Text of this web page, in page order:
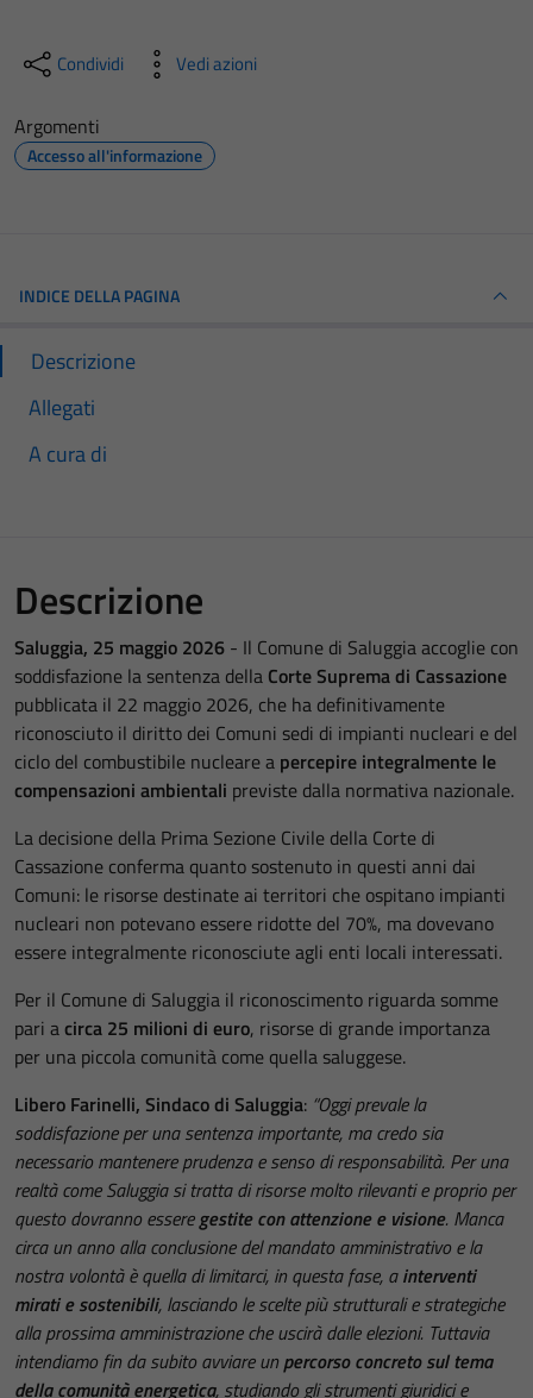
Condividi Vedi azioni
Argomenti
Accesso all'informazione
INDICE DELLA PAGINA
Descrizione
Allegati
A cura di
Descrizione
Saluggia, 25 maggio 2026 - Il Comune di Saluggia accoglie con
soddisfazione la sentenza della Corte Suprema di Cassazione
pubblicata il 22 maggio 2026, che ha definitivamente
riconosciuto il diritto dei Comuni sedi di impianti nucleari e del
ciclo del combustibile nucleare a percepire integralmente le
compensazioni ambientali previste dalla normativa nazionale.
La decisione della Prima Sezione Civile della Corte di
Cassazione conferma quanto sostenuto in questi anni dai
Comuni: le risorse destinate ai territori che ospitano impianti
nucleari non potevano essere ridotte del 70%, ma dovevano
essere integralmente riconosciute agli enti locali interessati.
Per il Comune di Saluggia il riconoscimento riguarda somme
pari acirca 25 milioni di euro, risorse di grande importanza
per una piccola comunità come quella saluggese.
Libero Farinelli, Sindaco di Saluggia: “Oggi prevale la
soddisfazione per una sentenza importante, ma credo sia
necessario mantenere prudenza e senso di responsabilità. Per una
realtà come Saluggia si tratta di risorse molto rilevanti e proprio per
questo dovranno esseregestite con attenzione e visione. Manca
circa un anno alla conclusione del mandato amministrativo e la
nostra volontà è quella di limitarci, in questa fase, ainterventi
mirati e sostenibili, lasciando le scelte più strutturali e strategiche
alla prossima amministrazione che uscirà dalle elezioni. Tuttavia
intendiamo fin da subito avviare un percorso concreto sul tema
della comunità energetica, studiando gli strumenti giuridici e